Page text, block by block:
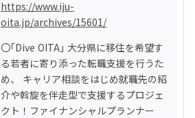
https://www.iju-
oita.jp/archives/15601/
〇｢Dive OITA｣ 大分県に移住を希望す
る若者に寄り添った転職支援を行うた
め、 キャリア相談をはじめ就職先の紹
介や斡旋を伴走型で支援するプロジェ
クト！ファイナンシャルプランナー